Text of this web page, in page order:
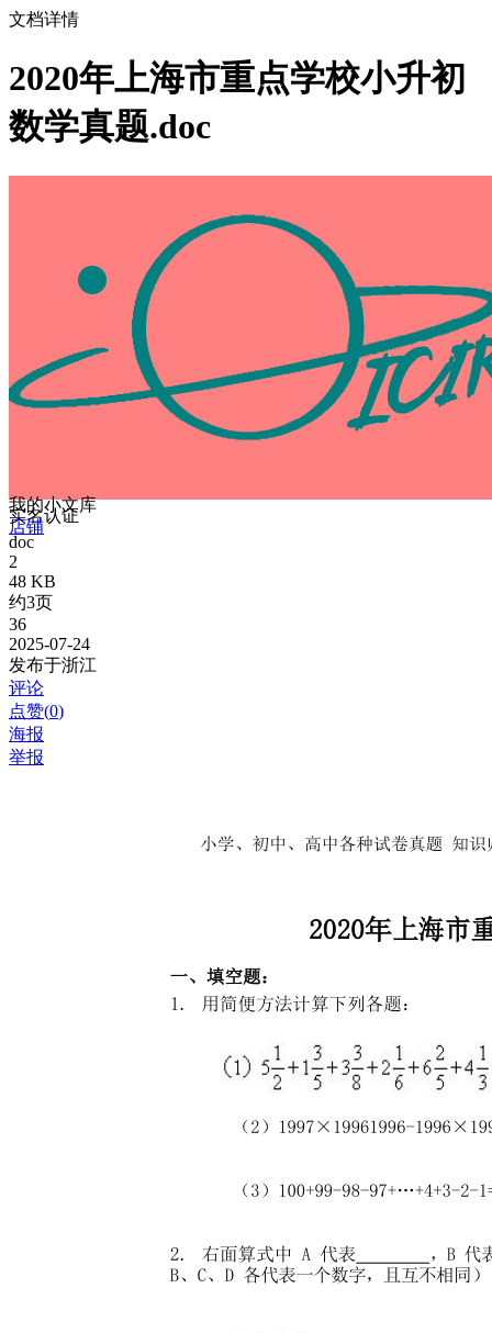
文档详情
2020年上海市重点学校小升初
数学真题.doc
我的小文库
实名认证
店铺
doc
2
48 KB
约3页
36
2025-07-24
发布于浙江
评论
点赞(0)
海报
举报